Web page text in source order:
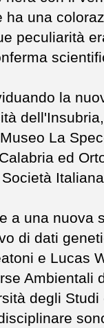
una
peculiarità
la
La
ed
a una nuova
di dati
e Lucas
Ambientali
degli